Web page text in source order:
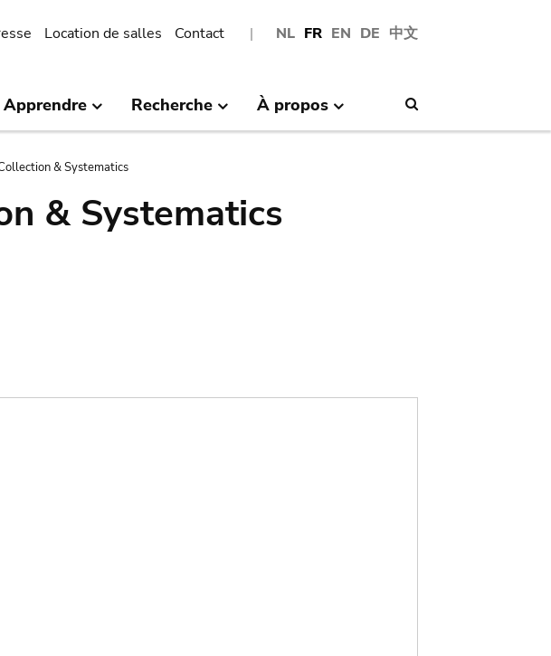
NL FR EN DE 中文
Location de salles Contact
Apprendre Recherche À propos
& Systematics
& Systematics